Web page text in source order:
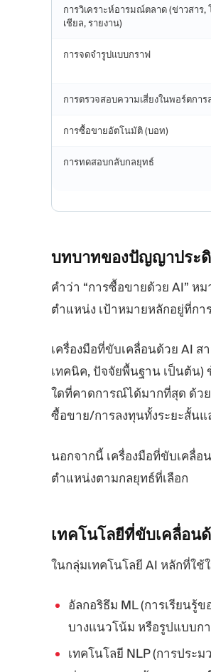
การวิเคราะห์อารมณ์ตลาด (ข่าวสาร,
เชียล, รายงาน)
การจดจำรูปแบบกราฟ
การตรวจสอบความเสี่ยงในพอร์ตการ
การซื้อขายอัตโนมัติ (บอท)
การทดสอบกลับกลยุทธ์
บทบาทของปัญญาประดิ
คำว่า “การซื้อขายด้วย AI” ห
ตำแหน่ง เป้าหมายหลักอยู่ที่ก
เครื่องมือที่ขับเคลื่อนด้วย AI
เทคนิค, ปัจจัยพื้นฐาน เป็นต้น)
ใดที่คาดการณ์ได้มากที่สุด ด้ว
ซื้อขาย/การลงทุนทั้งระยะสั้นแ
นอกจากนี้ เครื่องมือที่ขับเคลื่
ตำแหน่งตามกลยุทธ์ที่เลือก
เทคโนโลยีที่ขับเคลื่อน
ในกลุ่มเทคโนโลยี AI หลักที่ใ
อัลกอริธึม ML (การเรียนรู้
บางแนวโน้ม หรือรูปแบบก
เทคโนโลยี NLP (การประ